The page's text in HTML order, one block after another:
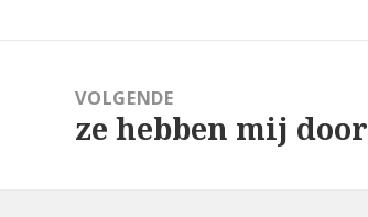
VOLGENDE
Volgend
ze hebben mij door